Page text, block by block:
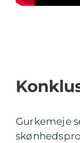
Gurkemeje